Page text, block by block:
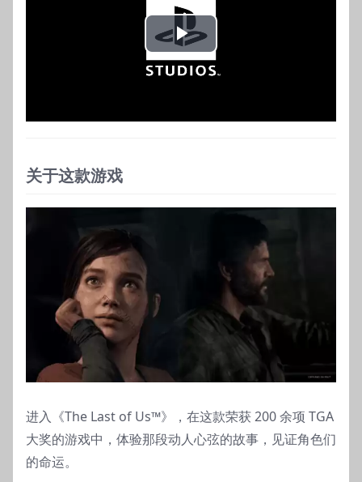
Play
关于这款游戏
进入《The Last of Us™》，在这款荣获 200 余项 TGA
大奖的游戏中，体验那段动人心弦的故事，见证角色们
的命运。